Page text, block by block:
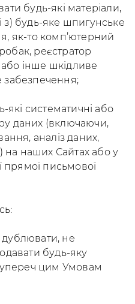
будь-які матеріали,
з) будь-яке шпигунське
як-то комп’ютерний
реєстратор
або інше шкідливе
систематичні або
даних (включаючи,
аналіз даних,
на наших Сайтах або у
прямої письмової
дублювати, не
будь-яку
цим Умовам